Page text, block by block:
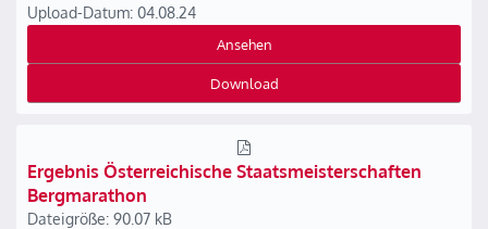
Upload-Datum: 04.08.24
Ansehen
Download
Ergebnis Österreichische Staatsmeisterschaften
Bergmarathon
Dateigröße: 90.07 kB